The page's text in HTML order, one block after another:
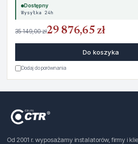
Dostępny
Wysyłka 24h
35 149,00 zł29 876,65 zł
Do koszyka
Dodaj do porównania
Od 2001 r. wyposażamy instalatorów, firmy i